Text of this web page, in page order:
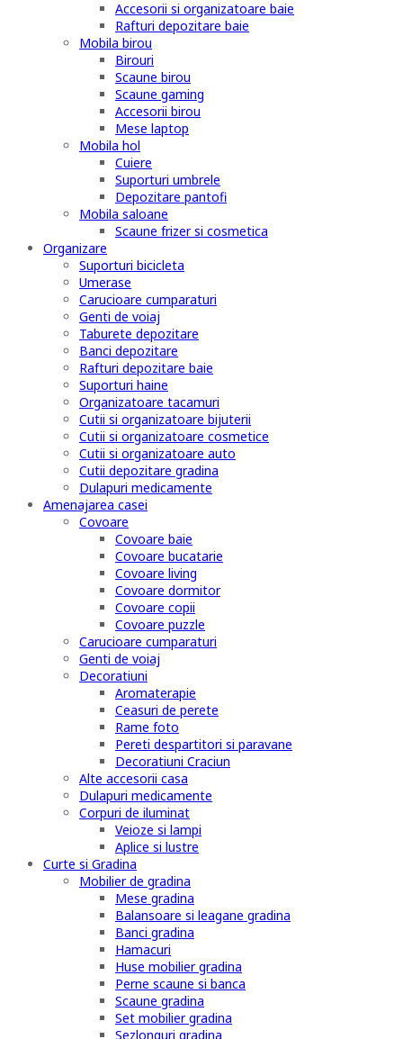
Accesorii si organizatoare baie
Rafturi depozitare baie
Mobila birou
Birouri
Scaune birou
Scaune gaming
Accesorii birou
Mese laptop
Mobila hol
Cuiere
Suporturi umbrele
Depozitare pantofi
Mobila saloane
Scaune frizer si cosmetica
Organizare
Suporturi bicicleta
Umerase
Carucioare cumparaturi
Genti de voiaj
Taburete depozitare
Banci depozitare
Rafturi depozitare baie
Suporturi haine
Organizatoare tacamuri
Cutii si organizatoare bijuterii
Cutii si organizatoare cosmetice
Cutii si organizatoare auto
Cutii depozitare gradina
Dulapuri medicamente
Amenajarea casei
Covoare
Covoare baie
Covoare bucatarie
Covoare living
Covoare dormitor
Covoare copii
Covoare puzzle
Carucioare cumparaturi
Genti de voiaj
Decoratiuni
Aromaterapie
Ceasuri de perete
Rame foto
Pereti despartitori si paravane
Decoratiuni Craciun
Alte accesorii casa
Dulapuri medicamente
Corpuri de iluminat
Veioze si lampi
Aplice si lustre
Curte si Gradina
Mobilier de gradina
Mese gradina
Balansoare si leagane gradina
Banci gradina
Hamacuri
Huse mobilier gradina
Perne scaune si banca
Scaune gradina
Set mobilier gradina
Sezlonguri gradina